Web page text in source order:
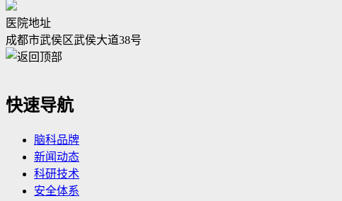
医院地址
成都市武侯区武侯大道38号
快速导航
脑科品牌
新闻动态
科研技术
安全体系